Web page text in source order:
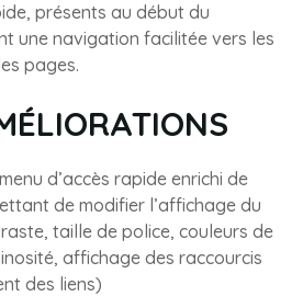
présents au début du
une navigation facilitée vers les
pages.
d’accès rapide enrichi de
de modifier l’affichage du
taille de police, couleurs de
affichage des raccourcis
des liens)